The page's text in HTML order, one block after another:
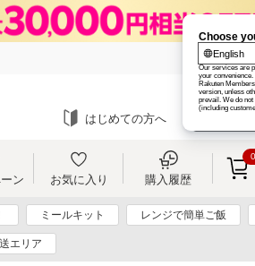
はじめての方へ
ン お気に入り 購入履歴
0
ミールキット レンジで簡単ご飯
エリア